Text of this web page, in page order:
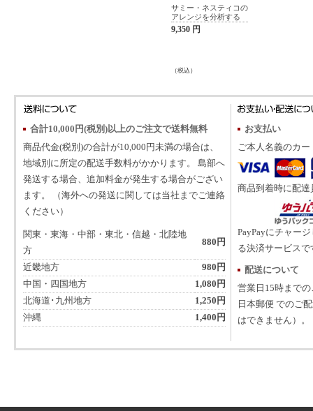
サミー・ネスティコの
アレンジを分析する
9,350 円
（税込）
合計10,000円(税別)以上のご注文で送料無料
商品代金(税別)の合計が10,000円未満の場合は、
地域別に所定の配送手数料がかかります。 島部へ
発送する場合、追加料金が発生する場合がござい
ます。 （海外への発送に関しては当社までご連絡
ください）
関東・東海・中部・東北・信越・北陸地
方
880円
近畿地方
980円
中国・四国地方
1,080円
北海道･九州地方
1,250円
沖縄
1,400円
お支払い
ご本人名義のカ
商品到着時に配
PayPayにチャー
る決済サービスで
配送について
営業日15時まで
日本郵便 でのご
はできません）。